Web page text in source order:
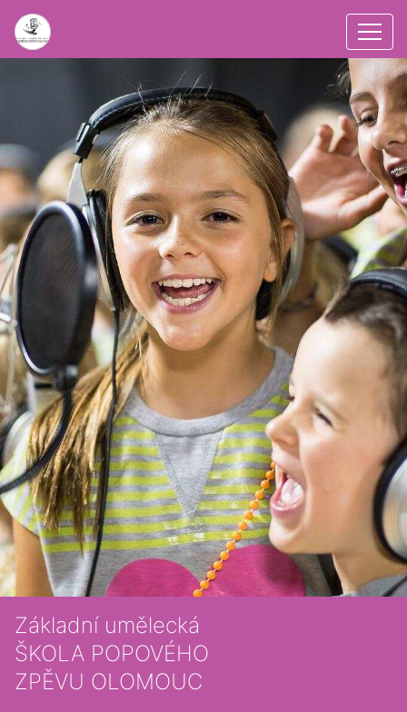
Základní umělecká
ŠKOLA POPOVÉHO
ZPĚVU OLOMOUC